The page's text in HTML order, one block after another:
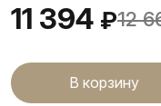
11 394 ₽12